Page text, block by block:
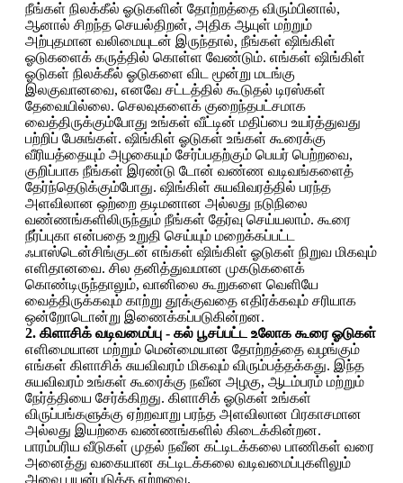
நீங்கள் நிலக்கீல் ஓடுகளின் தோற்றத்தை விரும்பினால்,
ஆனால் சிறந்த செயல்திறன், அதிக ஆயுள் மற்றும்
அற்புதமான வலிமையுடன் இருந்தால், நீங்கள் ஷிங்கிள்
ஓடுகளைக் கருத்தில் கொள்ள வேண்டும். எங்கள் ஷிங்கிள்
ஓடுகள் நிலக்கீல் ஓடுகளை விட மூன்று மடங்கு
இலகுவானவை, எனவே சட்டத்தில் கூடுதல் டிரஸ்கள்
தேவையில்லை. செலவுகளைக் குறைந்தபட்சமாக
வைத்திருக்கும்போது உங்கள் வீட்டின் மதிப்பை உயர்த்துவது
பற்றிப் பேசுங்கள். ஷிங்கிள் ஓடுகள் உங்கள் கூரைக்கு
வீரியத்தையும் அழகையும் சேர்ப்பதற்கும் பெயர் பெற்றவை,
குறிப்பாக நீங்கள் இரண்டு டோன் வண்ண வடிவங்களைத்
தேர்ந்தெடுக்கும்போது. ஷிங்கிள் சுயவிவரத்தில் பரந்த
அளவிலான ஒற்றை தடிமனான அல்லது நடுநிலை
வண்ணங்களிலிருந்தும் நீங்கள் தேர்வு செய்யலாம். கூரை
நீர்ப்புகா என்பதை உறுதி செய்யும் மறைக்கப்பட்ட
ஃபாஸ்டென்சிங்குடன் எங்கள் ஷிங்கிள் ஓடுகள் நிறுவ மிகவும்
எளிதானவை. சில தனித்துவமான முகடுகளைக்
கொண்டிருந்தாலும், வானிலை கூறுகளை வெளியே
வைத்திருக்கவும் காற்று தூக்குவதை எதிர்க்கவும் சரியாக
ஒன்றோடொன்று இணைக்கப்படுகின்றன.
2. கிளாசிக் வடிவமைப்பு - கல் பூசப்பட்ட உலோக கூரை ஓடுகள்
எளிமையான மற்றும் மென்மையான தோற்றத்தை வழங்கும்
எங்கள் கிளாசிக் சுயவிவரம் மிகவும் விரும்பத்தக்கது. இந்த
சுயவிவரம் உங்கள் கூரைக்கு நவீன அழகு, ஆடம்பரம் மற்றும்
நேர்த்தியை சேர்க்கிறது. கிளாசிக் ஓடுகள் உங்கள்
விருப்பங்களுக்கு ஏற்றவாறு பரந்த அளவிலான பிரகாசமான
அல்லது இயற்கை வண்ணங்களில் கிடைக்கின்றன.
பாரம்பரிய வீடுகள் முதல் நவீன கட்டிடக்கலை பாணிகள் வரை
அனைத்து வகையான கட்டிடக்கலை வடிவமைப்புகளிலும்
அவை பயன்படுத்த ஏற்றவை.